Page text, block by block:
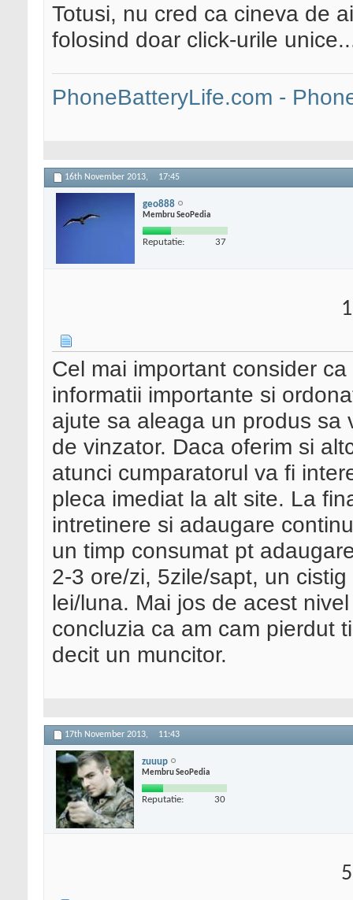
Totusi, nu cred ca cineva de
folosind doar click-urile
PhoneBatteryLife.com -
16th November 2013, 17:45
geo888
Membru SeoPedia
Reputatie: 37
Cel mai important consider
informatii importante si
ajute sa aleaga un produs sa
de vinzator. Daca oferim si
atunci cumparatorul va fi
pleca imediat la alt site. La
intretinere si adaugare
un timp consumat pt
2-3 ore/zi, 5zile/sapt, un
lei/luna. Mai jos de acest
concluzia ca am cam pierdut
decit un muncitor.
17th November 2013, 11:43
zuuup
Membru SeoPedia
Reputatie: 30